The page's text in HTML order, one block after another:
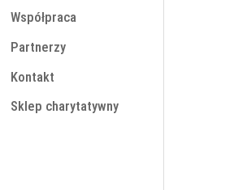
Współpraca
Partnerzy
Kontakt
Sklep charytatywny